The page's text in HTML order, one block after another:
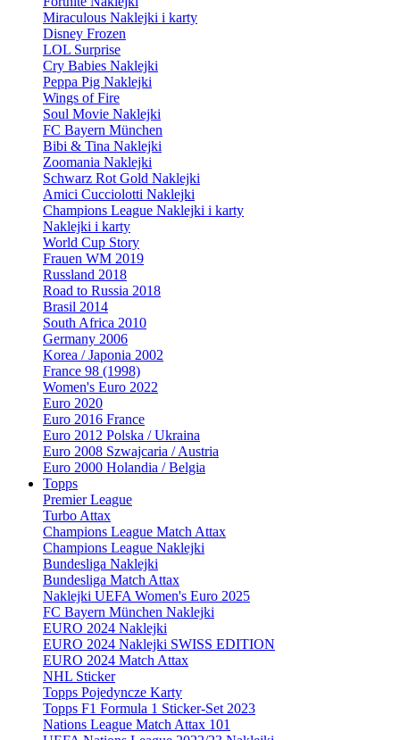
Miraculous Naklejki i karty
Disney Frozen
LOL Surprise
Cry Babies Naklejki
Peppa Pig Naklejki
Wings of Fire
Soul Movie Naklejki
FC Bayern München
Bibi & Tina Naklejki
Zoomania Naklejki
Schwarz Rot Gold Naklejki
Amici Cucciolotti Naklejki
Champions League Naklejki i karty
Naklejki i karty
World Cup Story
Frauen WM 2019
Russland 2018
Road to Russia 2018
Brasil 2014
South Africa 2010
Germany 2006
Korea / Japonia 2002
France 98 (1998)
Women's Euro 2022
Euro 2020
Euro 2016 France
Euro 2012 Polska / Ukraina
Euro 2008 Szwajcaria / Austria
Euro 2000 Holandia / Belgia
Topps
Premier League
Turbo Attax
Champions League Match Attax
Champions League Naklejki
Bundesliga Naklejki
Bundesliga Match Attax
Naklejki UEFA Women's Euro 2025
FC Bayern München Naklejki
EURO 2024 Naklejki
EURO 2024 Naklejki SWISS EDITION
EURO 2024 Match Attax
NHL Sticker
Topps Pojedyncze Karty
Topps F1 Formula 1 Sticker-Set 2023
Nations League Match Attax 101